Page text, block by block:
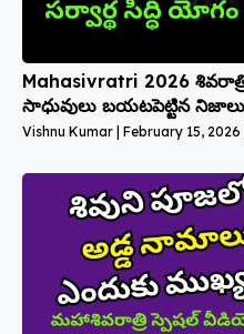
Mahasivratri 2026
సాధువులు బయటపెట్టిన నిజాలు
Vishnu Kumar February 15, 2026